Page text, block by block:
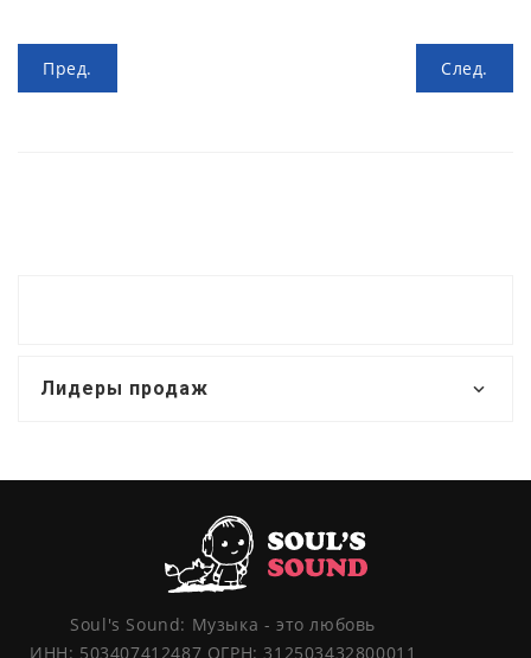
Пред. След.
Лидеры продаж
Soul's Sound: Музыка - это любовь
ИНН: 503407412487 ОГРН: 312503432800011